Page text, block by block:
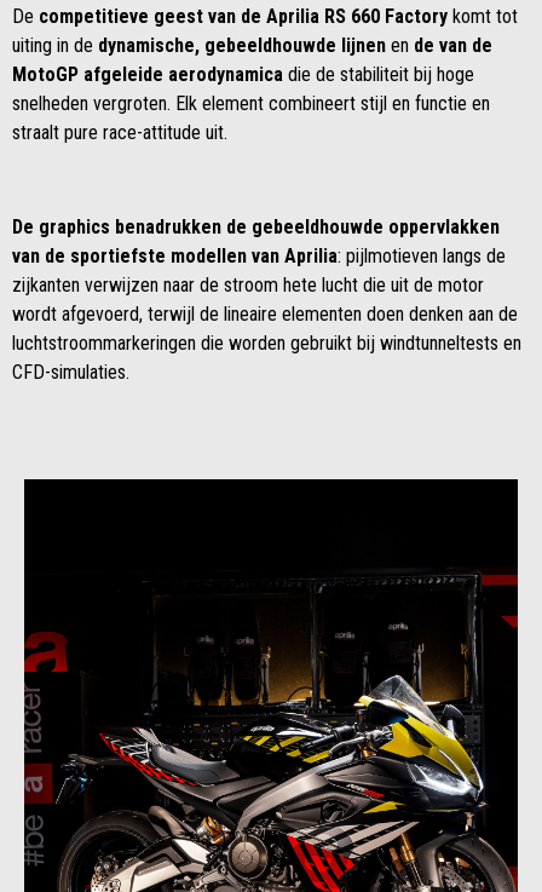
De competitieve geest van de Aprilia RS 660 Factory komt tot
uiting in de dynamische, gebeeldhouwde lijnen en de van de
MotoGP afgeleide aerodynamica die de stabiliteit bij hoge
snelheden vergroten. Elk element combineert stijl en functie en
straalt pure race-attitude uit.
De graphics benadrukken de gebeeldhouwde oppervlakken
van de sportiefste modellen van Aprilia: pijlmotieven langs de
zijkanten verwijzen naar de stroom hete lucht die uit de motor
wordt afgevoerd, terwijl de lineaire elementen doen denken aan de
luchtstroommarkeringen die worden gebruikt bij windtunneltests en
CFD-simulaties.